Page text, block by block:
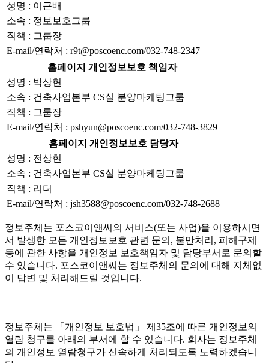
성명 : 이근배
소속 : 정보보호그룹
직책 : 그룹장
E-mail/연락처 : r9t@poscoenc.com/032-748-2347
홈페이지 개인정보보호 책임자
성명 : 박상현
소속 : 건축사업본부 CS실 분양마케팅그룹
직책 : 그룹장
E-mail/연락처 : pshyun@poscoenc.com/032-748-3829
홈페이지 개인정보보호 담당자
성명 : 전상현
소속 : 건축사업본부 CS실 분양마케팅그룹
직책 : 리더
E-mail/연락처 : jsh3588@poscoenc.com/032-748-2688
정보주체는 포스코이앤씨의 서비스(또는 사업)을 이용하시면
서 발생한 모든 개인정보보호 관련 문의, 불만처리, 피해구제
등에 관한 사항을 개인정보 보호책임자 및 담당부서로 문의할
수 있습니다. 포스코이앤씨는 정보주체의 문의에 대해 지체없
이 답변 및 처리해드릴 것입니다.
정보주체는 「개인정보 보호법」 제35조에 따른 개인정보의
열람 청구를 아래의 부서에 할 수 있습니다. 회사는 정보주체
의 개인정보 열람청구가 신속하게 처리되도록 노력하겠습니